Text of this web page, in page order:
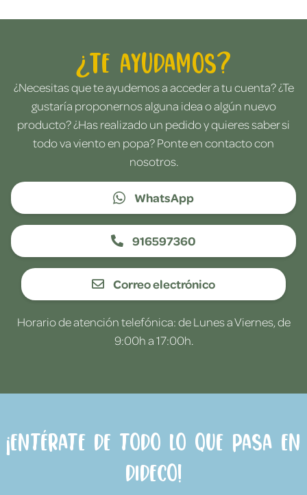
¿Te ayudamos?
¿Necesitas que te ayudemos a acceder a tu cuenta? ¿Te
gustaría proponernos alguna idea o algún nuevo
producto? ¿Has realizado un pedido y quieres saber si
todo va viento en popa? Ponte en contacto con
nosotros.
WhatsApp
916597360
Correo electrónico
Horario de atención telefónica: de Lunes a Viernes, de
9:00h a 17:00h.
¡Entérate de todo lo que pasa en
Dideco!